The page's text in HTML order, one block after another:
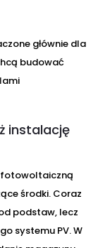
głównie dla
budować
instalację
fotowoltaiczną
środki. Coraz
podstaw, lecz
systemu PV. W